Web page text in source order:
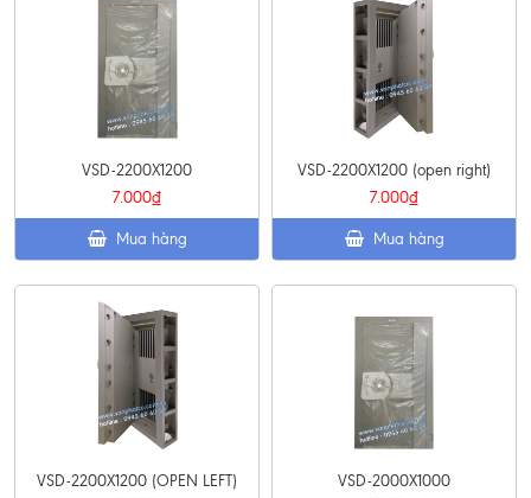
VSD-2200X1200
7.000₫
Mua hàng
VSD-2200X1200 (open right)
7.000₫
Mua hàng
VSD-2200X1200 (OPEN LEFT)
VSD-2000X1000